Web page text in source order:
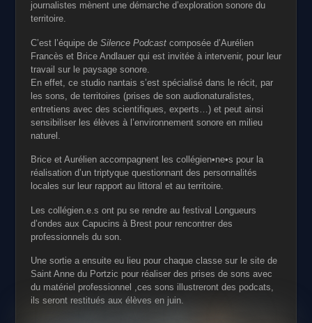
journalistes mènent une démarche d’exploration sonore du
territoire.
C’est l’équipe de Silence Podcastcomposée d’Aurélien
Francès et Brice Andlauer qui est invitée à intervenir, pour leur
travail sur le paysage sonore.
En effet, ce studio nantais s’est spécialisé dans le récit, par
les sons, de territoires (prises de son audionaturalistes,
entretiens avec des scientifiques, experts…) et peut ainsi
sensibiliser les élèves à l’environnement sonore en milieu
naturel.
Brice et Aurélien accompagnent les collégien•ne•s pour la
réalisation d’un triptyque questionnant des personnalités
locales sur leur rapport au littoral et au territoire.
Les collégien.e.s ont pu se rendre au festival Longueurs
d’ondes aux Capucins à Brest pour rencontrer des
professionnels du son.
Une sortie a ensuite eu lieu pour chaque classe sur le site de
Saint Anne du Portzic pour réaliser des prises de sons avec
du matériel professionnel ,ces sons illustreront des podcats,
ils seront restitués aux élèves en juin.